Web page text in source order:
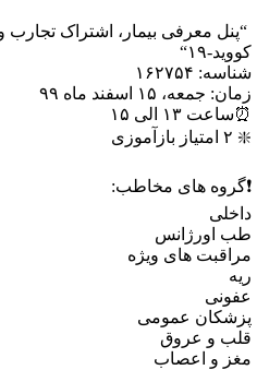
معرفی بیمار، اشتراک تجارب
۱۹“
۱۶۲۷۵۴
جمعه، ۱۵ اسفند ماه ۹۹
۱۳ الی ۱۵
بازآموزی
های مخاطب:
اورژانس
های ویژه
عمومی
و عروق
و اعصاب